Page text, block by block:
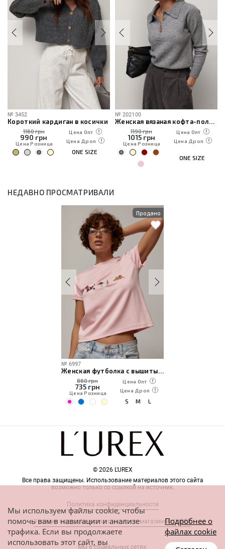
№ 3452
Короткий кардиган в косички
1160 грн
990 грн
Цена Розница
Цена Опт
Цена Дроп
ONE SIZE
№ 202100
Женская вязаная кофта-поло на молнии
1190 грн
1015грн
Цена Розница
Цена Опт
Цена Дроп
ONE SIZE
НЕДАВНО ПРОСМАТРИВАЛИ
Продано
№ 6997
Женская футболка с вышитыми собачками
860 грн
735грн
Цена Розница
Цена Опт
Цена Дроп
S M L
© 2026 L'UREX
Все права защищены. Использование материалов этого сайта
возможно только со ссылкой на источник.
Политика конфиденциальности
Условия сотрудничества с интернет-магазином L'UREX
Мы в социальных сетях:
Мы используем файлы cookie, чтобы
помочь вам в навигации и анализе
трафика. Если вы продолжаете
использовать этот сайт, вы
Подробнее о
файлах cookie